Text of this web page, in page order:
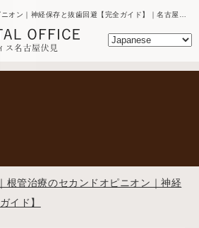
根管治療のセカンドオピニオン｜神経
イド】